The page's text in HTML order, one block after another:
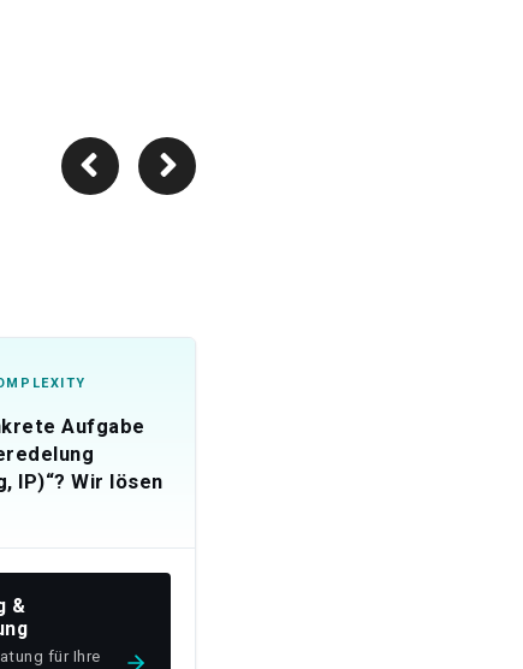
Aufgabe
IP)“? Wir lösen
&
für Ihre